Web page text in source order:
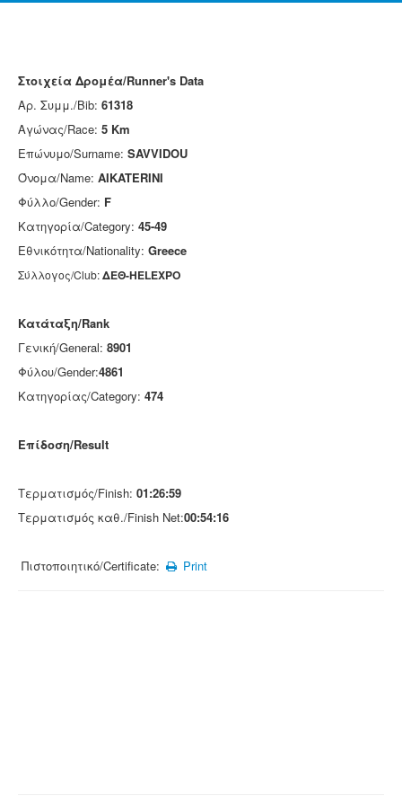
Στοιχεία Δρομέα/Runner's Data
Αρ. Συμμ./Bib: 61318
Αγώνας/Race: 5 Km
Επώνυμο/Surname: SAVVIDOU
Όνομα/Name: AIKATERINI
Φύλλο/Gender: F
Κατηγορία/Category: 45-49
Εθνικότητα/Nationality: Greece
Σύλλογος/Club:ΔΕΘ-HELEXPO
Κατάταξη/Rank
Γενική/General: 8901
Φύλου/Gender:4861
Κατηγορίας/Category: 474
Επίδοση/Result
Τερματισμός/Finish: 01:26:59
Τερματισμός καθ./Finish Net:00:54:16
Πιστοποιητικό/Certificate: Print